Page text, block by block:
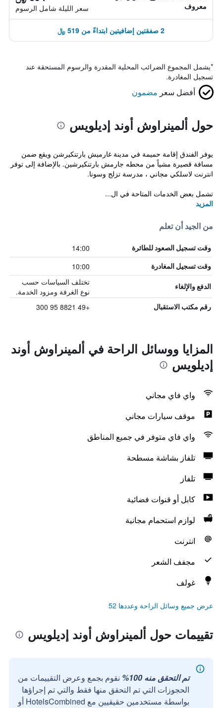
معروف
سعر الليلة شامل الرسوم
2 صفقتين إضافيتين ابتداءً من 519 ﷼
*يشمل المجموع الضرائب المحلية المقدرة والرسوم المستحقة عند
تسجيل المغادرة.
أفضل سعر مضمون
حول ألمينراوش أوند إديلويس
يوفر الفندق إقامة حميمة في مدينة غارميش بارتنكيرشن ويقع ضمن
مسافة قصيرة مشياً من محطه جارمش بارتنكيرشين. بالإضافة إلى توفر
انترنت لاسلكي مجاني ، مدرسة تزلج وسونا.
تشمل بعض الخدمات المتاحة في ال...
المزيد
من الجيد أن تعلم
وقت تسجيل الصعود للطائرة 14:00
وقت تسجيل المغادرة 10:00
الدفع والإلغاء
تختلف السياسات حسب
نوع الغرفة ومزود الخدمة.
رقم مكتب الاستقبال +49 8821 95 300
المزايا ووسائل الراحة في ألمينراوش أوند
إديلويس
واي فاي مجاني
موقف سيارات مجاني
واي فاي متوفر في جميع المناطق
تلفاز بشاشة مسطحة
تلفاز
كابل أو قنوات فضائية
لوازم استحمام مجانية
انترنت
مجفف الشعر
غولف
عرض جميع وسائل الراحة وعددها 52
تقييمات حول ألمينراوش أوند إديلويس
تم التحقق منه 100%
نقوم بجمع وعرض التقييمات من
الحجوزات التي تم التحقق منها فقط والتي تم إجراؤها
بواسطة مستخدمين حقيقيين مع HotelsCombined أو